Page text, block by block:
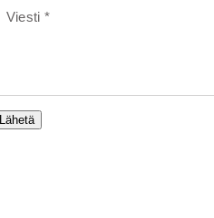
Viesti *
Lähetä